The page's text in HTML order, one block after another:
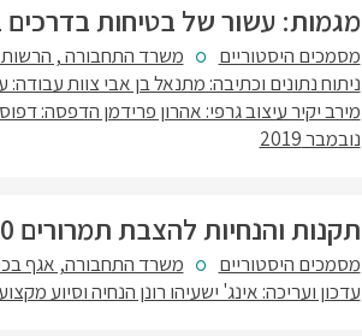
מגמות: עשור של בטיחות בדרכים בישראל
מסמכים היסטוריים
משרד התחבורה , הרשות
ניתוח נתונים וכתיבה: מתנאל בן אבי צוות
מירב יקיר עיצוב גרפי: אהרון פרידמן הדפסה:
נובמבר 2019
תקנות והנחיות להצבת תמרורים 2020
מסמכים היסטוריים
משרד התחבורה, אגף
עדכון ועריכה: אינג' ישעיהו רונן הנחיה וסיוע